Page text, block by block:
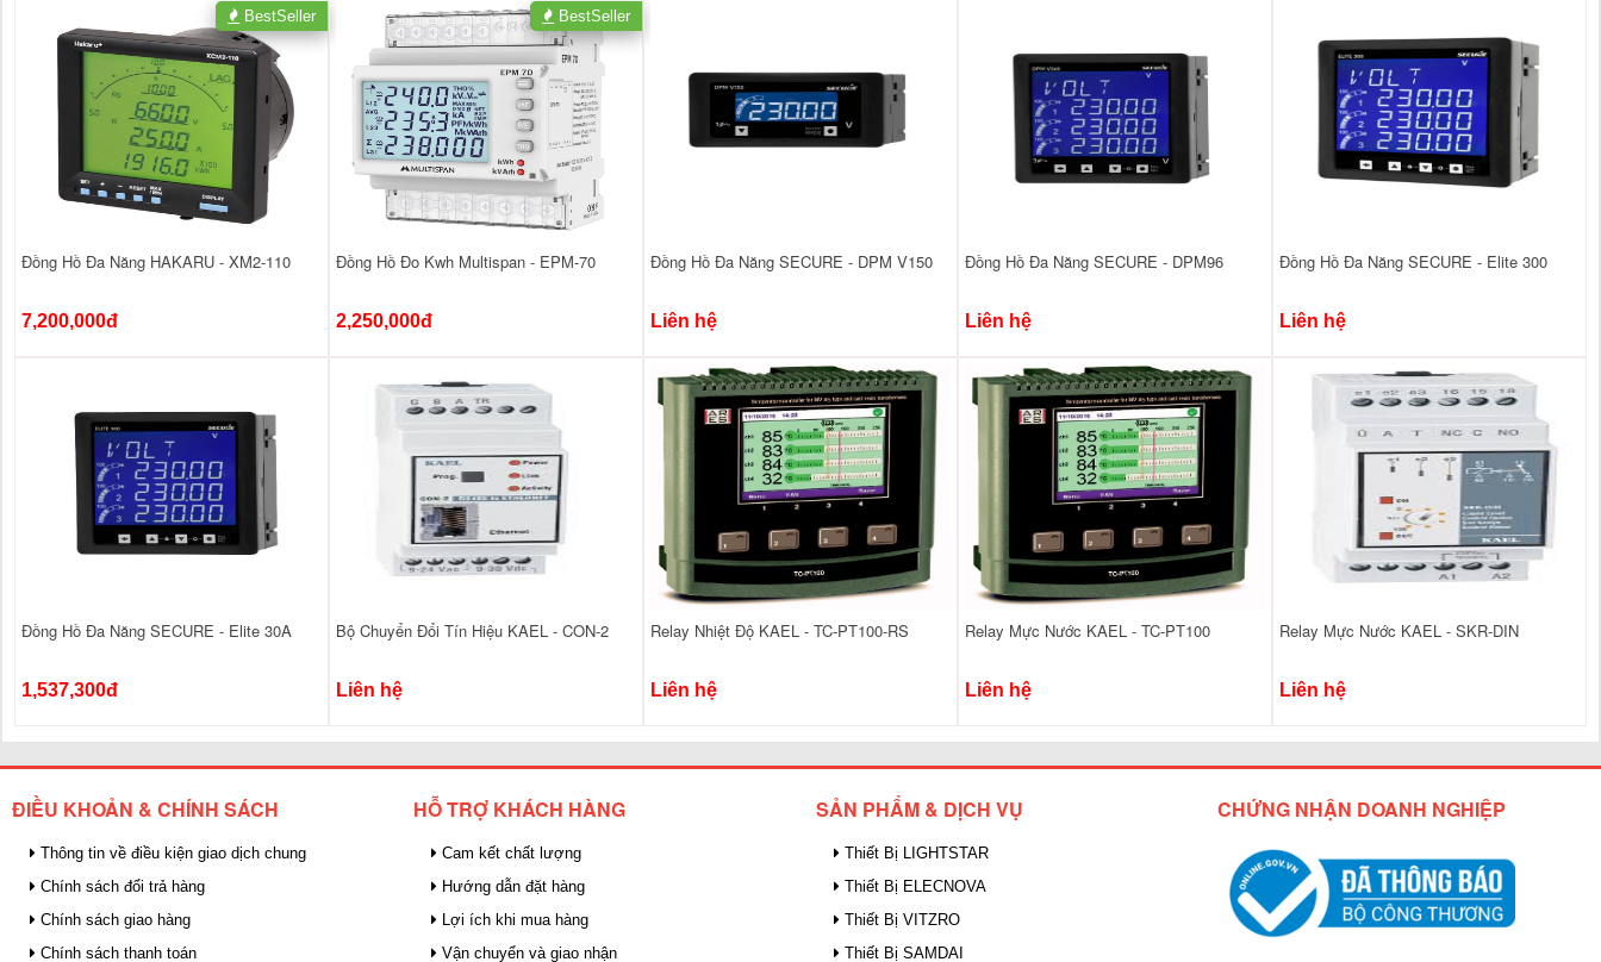
Đồng Hồ Đa Năng HAKARU - XM2-110
7,200,000đ
BestSeller
Đồng Hồ Đo Kwh Multispan - EPM-70
2,250,000đ
BestSeller
Đồng Hồ Đa Năng SECURE - DPM V150
Liên hệ
Đồng Hồ Đa Năng SECURE - DPM96
Liên hệ
Đồng Hồ Đa Năng SECURE - Elite 300
Liên hệ
Đồng Hồ Đa Năng SECURE - Elite 30A
1,537,300đ
Bộ Chuyển Đổi Tín Hiệu KAEL - CON-2
Liên hệ
Relay Nhiệt Độ KAEL - TC-PT100-RS
Liên hệ
Relay Mực Nước KAEL - TC-PT100
Liên hệ
Relay Mực Nước KAEL - SKR-DIN
Liên hệ
ĐIỀU KHOẢN & CHÍNH SÁCH
Thông tin về điều kiện giao dịch chung
Chính sách đổi trả hàng
Chính sách giao hàng
Chính sách thanh toán
HỖ TRỢ KHÁCH HÀNG
Cam kết chất lượng
Hướng dẫn đặt hàng
Lợi ích khi mua hàng
Vận chuyển và giao nhận
SẢN PHẨM & DỊCH VỤ
Thiết Bị LIGHTSTAR
Thiết Bị ELECNOVA
Thiết Bị VITZRO
Thiết Bị SAMDAI
CHỨNG NHẬN DOANH NGHIỆP